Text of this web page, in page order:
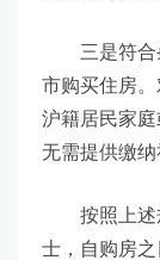
三是符合条
市购买住房
沪籍居民家庭
无需提供缴纳
按照上述规
士，自购房